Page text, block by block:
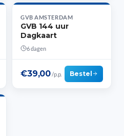
GVB AMSTERDAM
GVB 144 uur
Dagkaart
6 dagen
€39,00/p.p. Bestel